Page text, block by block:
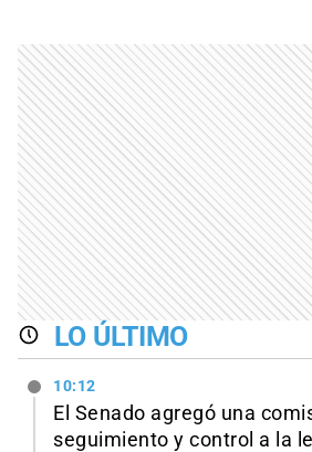
LO ÚLTIMO
10:12
El Senado agregó una
seguimiento y control a la